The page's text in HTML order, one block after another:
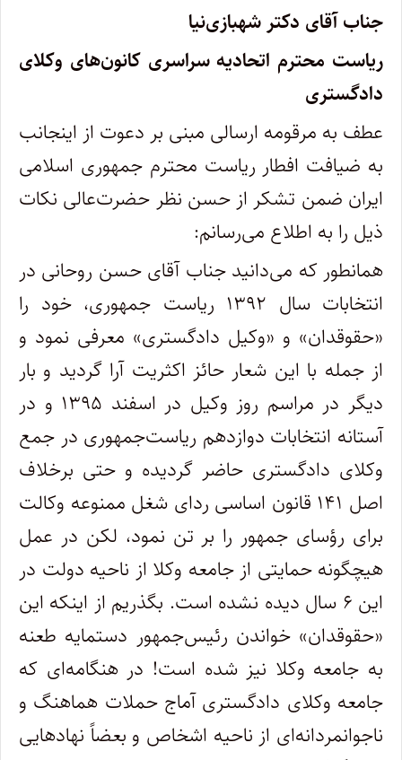
جناب آقای دکتر شهبازی‌نیا
ریاست محترم اتحادیه سراسری کانون‌های وکلای
دادگستری
عطف به مرقومه ارسالی مبنی بر دعوت از اینجانب
به ضیافت افطار ریاست محترم جمهوری اسلامی
ایران ضمن تشکر از حسن نظر حضرت‌عالی نکات
ذیل را به اطلاع می‌رسانم:
همانطور که می‌دانید جناب آقای حسن روحانی در
انتخابات سال ۱۳۹۲ ریاست جمهوری، خود را
«حقوقدان» و «وکیل دادگستری» معرفی نمود و
از جمله با این شعار حائز اکثریت آرا گردید و بار
دیگر در مراسم روز وکیل در اسفند ۱۳۹۵ و در
آستانه انتخابات دوازدهم ریاست‌جمهوری در جمع
وکلای دادگستری حاضر گردیده و حتی برخلاف
اصل ۱۴۱ قانون اساسی ردای شغل ممنوعه وکالت
برای رؤسای جمهور را بر تن نمود، لکن در عمل
هیچگونه حمایتی از جامعه وکلا از ناحیه دولت در
این ۶ سال دیده نشده است. بگذریم از اینکه این
«حقوقدان» خواندن رئیس‌جمهور دستمایه طعنه
به جامعه وکلا نیز شده است! در هنگامه‌ای که
جامعه وکلای دادگستری آماج حملات هماهنگ و
ناجوانمردانه‌ای از ناحیه اشخاص و بعضاً نهادهایی